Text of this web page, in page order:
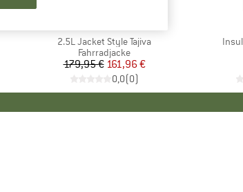
Artikel
2.5L Jacket Style Tajiva
Produktgruppe
Fahrradjacke
Preis
179,95 €reduzierter Preis
161,96 €
0,0(0)